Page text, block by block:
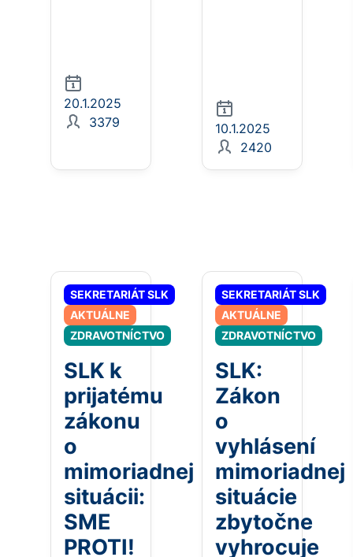
20.1.2025
3379
10.1.2025
2420
SEKRETARIÁT SLK
AKTUÁLNE
ZDRAVOTNÍCTVO
SLK k
prijatému
zákonu
o
mimoriadnej
situácii:
SME
PROTI!
SEKRETARIÁT SLK
AKTUÁLNE
ZDRAVOTNÍCTVO
SLK:
Zákon
o
vyhlásení
mimoriadnej
situácie
zbytočne
vyhrocuje